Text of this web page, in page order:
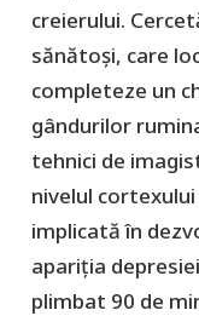
creierului.
sănătoși, care
completeze un
gândurilor
tehnici de
nivelul
implicată în
apariția
plimbat 90 de